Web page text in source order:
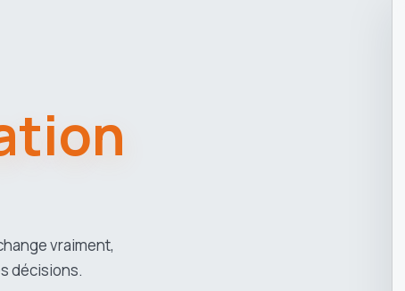
vraiment,
décisions.